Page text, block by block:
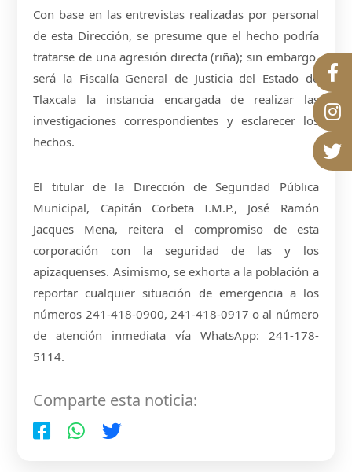
Con base en las entrevistas realizadas por personal
de esta Dirección, se presume que el hecho podría
tratarse de una agresión directa (riña); sin embargo,
será la Fiscalía General de Justicia del Estado de
Tlaxcala la instancia encargada de realizar las
investigaciones correspondientes y esclarecer los
hechos.
El titular de la Dirección de Seguridad Pública
Municipal, Capitán Corbeta I.M.P., José Ramón
Jacques Mena, reitera el compromiso de esta
corporación con la seguridad de las y los
apizaquenses. Asimismo, se exhorta a la población a
reportar cualquier situación de emergencia a los
números 241-418-0900, 241-418-0917 o al número
de atención inmediata vía WhatsApp: 241-178-
5114.
Comparte esta noticia: